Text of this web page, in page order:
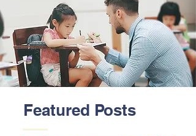
Featured Posts